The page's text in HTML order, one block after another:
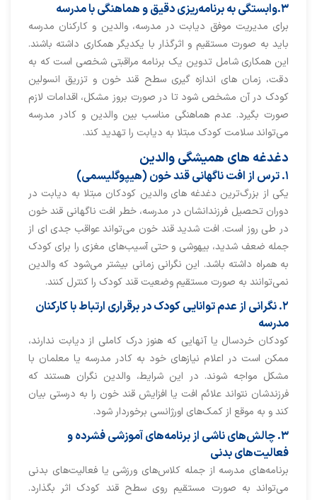
۳.وابستگی به برنامه‌ریزی دقیق و هماهنگی با مدرسه
برای مدیریت موفق دیابت در مدرسه، والدین و کارکنان مدرسه
باید به صورت مستقیم و اثرگذار با یکدیگر همکاری داشته باشند.
این همکاری شامل تدوین یک برنامه مراقبتی شخصی ا‌ست که به
دقت، زمان های اندازه گیری سطح قند خون و تزریق انسولین
کودک در آن مشخص شود تا در صورت بروز مشکل، اقدامات لازم
صورت بگیرد. عدم هماهنگی مناسب بین والدین و کادر مدرسه
می‌تواند سلامت کودک مبتلا به دیابت را تهدید کند.
دغدغه های همیشگی والدین
۱. ترس از افت ناگهانی قند خون (هیپوگلیسمی)
یکی از بزرگ‌ترین دغدغه ‌های والدین کودکان مبتلا به دیابت در
دوران تحصیل فرزندانشان در مدرسه، خطر افت ناگهانی قند خون
در طی روز است. افت شدید قند خون می‌تواند عواقب جدی ای از
جمله ضعف شدید، بیهوشی و حتی آسیب‌های مغزی را برای کودک
به همراه داشته باشد. این نگرانی زمانی بیشتر می‌شود که والدین
نمی‌توانند به صورت مستقیم وضعیت قند کودک را کنترل کنند.
۲. نگرانی از عدم توانایی کودک در برقراری ارتباط با کارکنان
مدرسه
کودکان خردسال یا آنهایی که هنوز درک کاملی از دیابت ندارند،
ممکن است در اعلام نیازهای خود به کادر مدرسه یا معلمان با
مشکل مواجه شوند. در این شرایط، والدین نگران هستند که
فرزندشان نتواند علائم افت یا افزایش قند خون را به درستی بیان
کند و به موقع از کمک‌های اورژانسی برخوردار شود.
۳. چالش‌های ناشی از برنامه‌های آموزشی فشرده و
فعالیت‌های بدنی
برنامه‌های مدرسه از جمله کلاس‌های ورزشی یا فعالیت‌های بدنی
می‌تواند به صورت مستقیم روی سطح قند کودک اثر بگذارد.